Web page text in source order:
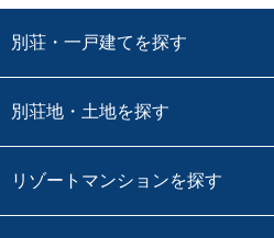
別荘・一戸建てを探す
別荘地・土地を探す
リゾートマンションを探す